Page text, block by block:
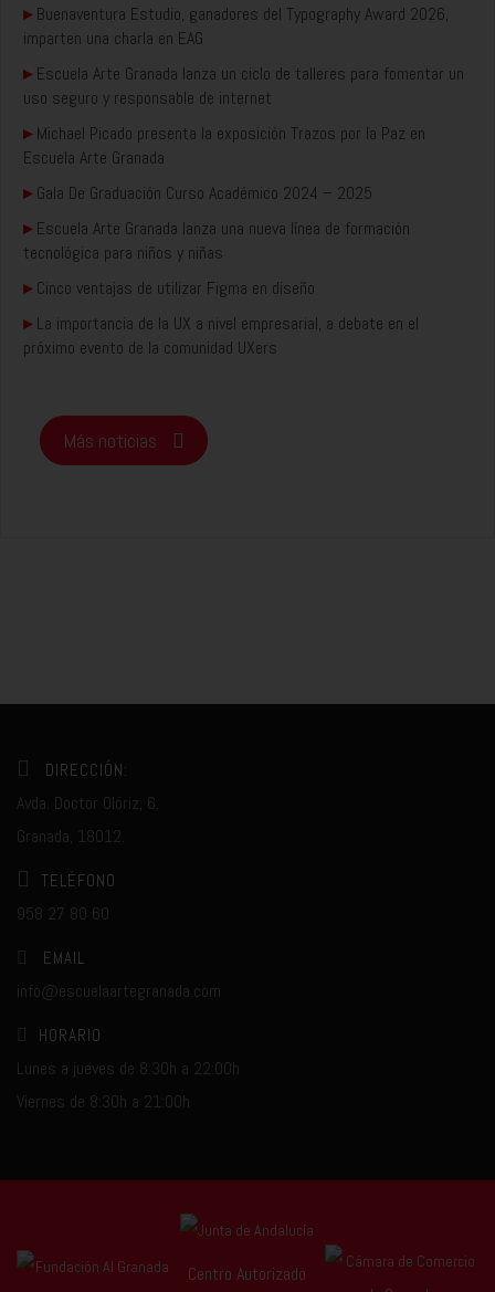
▸Buenaventura Estudio, ganadores del Typography Award 2026,
imparten una charla en EAG
▸Escuela Arte Granada lanza un ciclo de talleres para fomentar un
uso seguro y responsable de internet
▸Michael Picado presenta la exposición Trazos por la Paz en
Escuela Arte Granada
▸Gala De Graduación Curso Académico 2024 – 2025
▸Escuela Arte Granada lanza una nueva línea de formación
tecnológica para niños y niñas
▸Cinco ventajas de utilizar Figma en diseño
▸La importancia de la UX a nivel empresarial, a debate en el
próximo evento de la comunidad UXers
Más noticias
DIRECCIÓN:
Avda. Doctor Olóriz, 6.
Granada, 18012.
TELÉFONO
958 27 80 60
EMAIL
info@escuelaartegranada.com
HORARIO
Lunes a jueves de 8:30h a 22:00h
Viernes de 8:30h a 21:00h
Centro Autorizado